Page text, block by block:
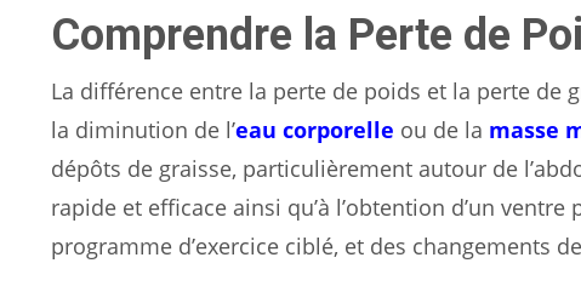
Comprendre la Perte de
La différence entre la perte de poids et la perte
la diminution de l’eau corporelle ou de la masse
dépôts de graisse, particulièrement autour de
rapide et efficace ainsi qu’à l’obtention d’un
programme d’exercice ciblé, et des changements